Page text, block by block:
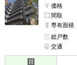
カフェが駅の東側
カフェでゆっくり
階下の商業施設に
価格
間取
専有面積
総戸数
交通